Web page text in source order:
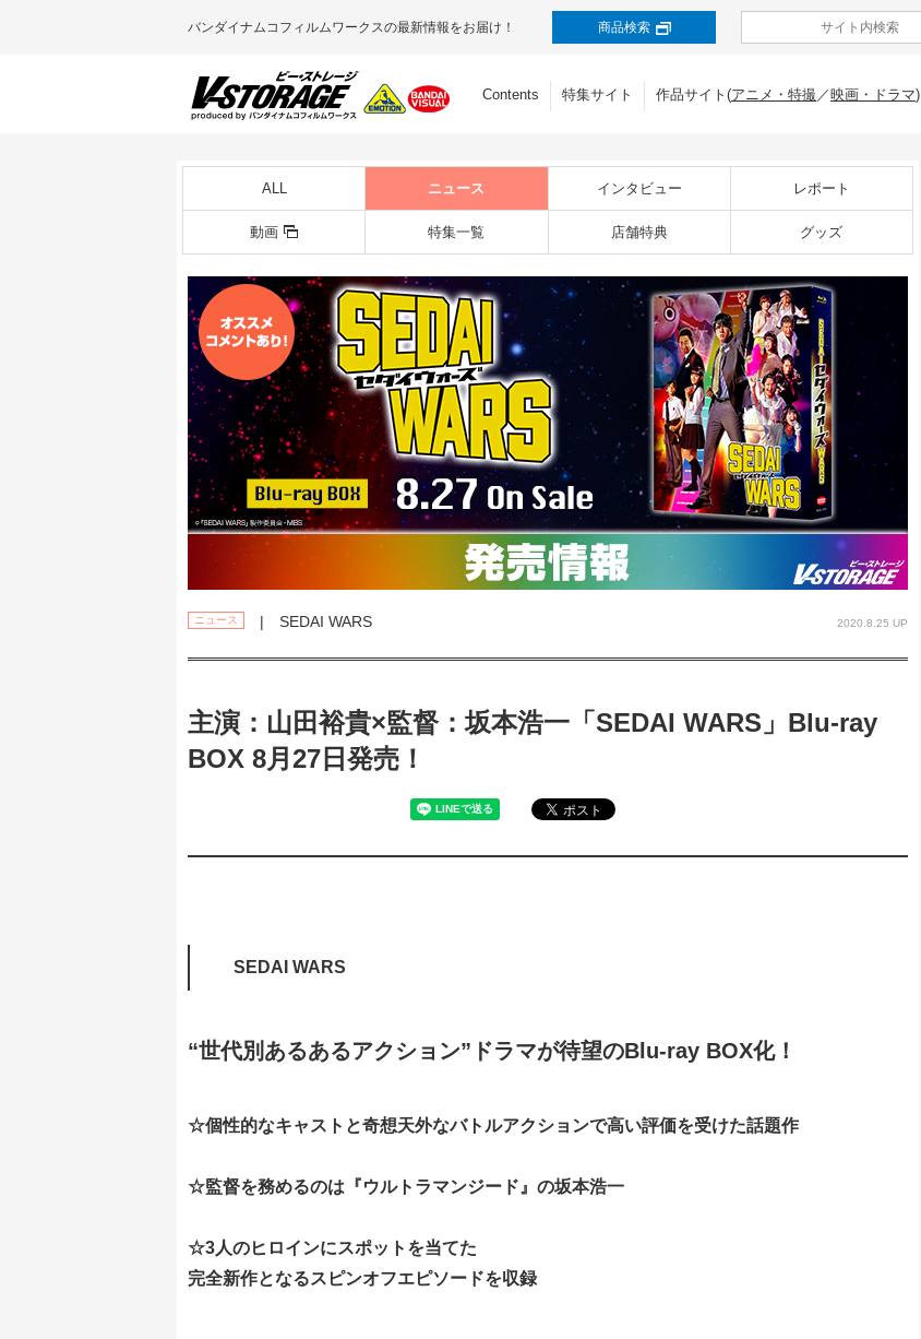
バンダイナムコフィルムワークスの最新情報をお届け！ 商品検索
Contents 特集サイト 作品サイト(アニメ・特撮／映画・ドラマ)
ALL ニュース インタビュー レポート
動画 特集一覧 店舗特典 グッズ
ニュース | SEDAI WARS 2020.8.25 UP
主演：山田裕貴×監督：坂本浩一「SEDAI WARS」Blu-ray
BOX 8月27日発売！
SEDAI WARS
“世代別あるあるアクション”ドラマが待望のBlu-ray BOX化！
☆個性的なキャストと奇想天外なバトルアクションで高い評価を受けた話題作
☆監督を務めるのは『ウルトラマンジード』の坂本浩一
☆3人のヒロインにスポットを当てた
完全新作となるスピンオフエピソードを収録